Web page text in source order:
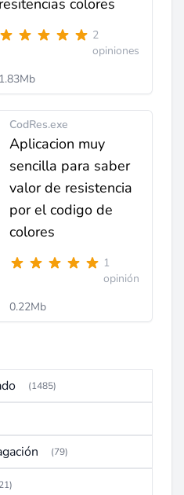
resitencias colores
2
opiniones
1.83Mb
CodRes.exe
Aplicacion muy
sencilla para saber
valor de resistencia
por el codigo de
colores
1
opinión
0.22Mb
(1485)
(79)